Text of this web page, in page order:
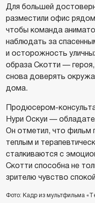
Для большей
разместили офис
чтобы команда
наблюдать за
и осторожность
образа Скотти —
снова доверять
дома.
Продюсером-
Нури Оскуи —
Он отметил, что фильм
теплым и
сталкиваются с
Скотти способна не
зрителю чувство
Фото: Кадр из мультфильма